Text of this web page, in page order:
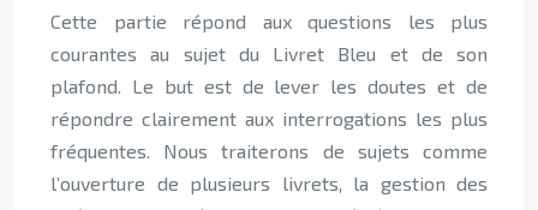
Cette partie répond aux questions les plus
courantes au sujet du Livret Bleu et de son
plafond. Le but est de lever les doutes et de
répondre clairement aux interrogations les plus
fréquentes. Nous traiterons de sujets comme
l’ouverture de plusieurs livrets, la gestion des